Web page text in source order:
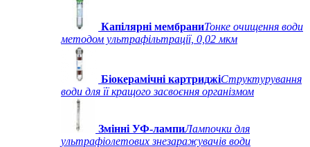
Капілярні мембраниТонке очищення води
методом ультрафільтрації, 0,02 мкм
Біокерамічні картриджіСтруктурування
води для її кращого засвоєння організмом
Змінні УФ-лампиЛампочки для
ультрафіолетових знезаражувачів води